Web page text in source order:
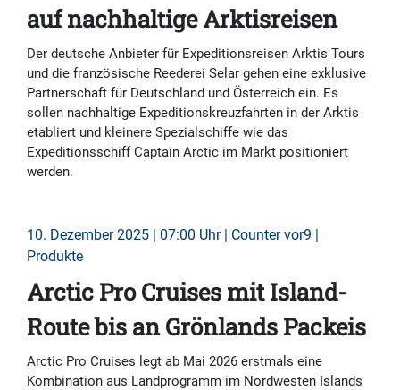
auf nachhaltige Arktisreisen
Der deutsche Anbieter für Expeditionsreisen Arktis Tours
und die französische Reederei Selar gehen eine exklusive
Partnerschaft für Deutschland und Österreich ein. Es
sollen nachhaltige Expeditionskreuzfahrten in der Arktis
etabliert und kleinere Spezialschiffe wie das
Expeditionsschiff Captain Arctic im Markt positioniert
werden.
10. Dezember 2025 | 07:00 Uhr | Counter vor9 |
Produkte
Arctic Pro Cruises mit Island-
Route bis an Grönlands Packeis
Arctic Pro Cruises legt ab Mai 2026 erstmals eine
Kombination aus Landprogramm im Nordwesten Islands